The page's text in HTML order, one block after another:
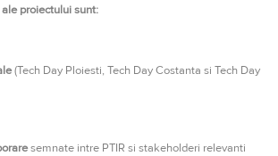
proiectului sunt:
(Tech Day Ploiesti, Tech Day Costanta si Tech Day
semnate intre PTIR si stakeholderi relevanti